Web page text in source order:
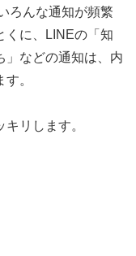
ろんな通知が頻繁
くに、LINEの「知
」などの通知は、内
。
リします。